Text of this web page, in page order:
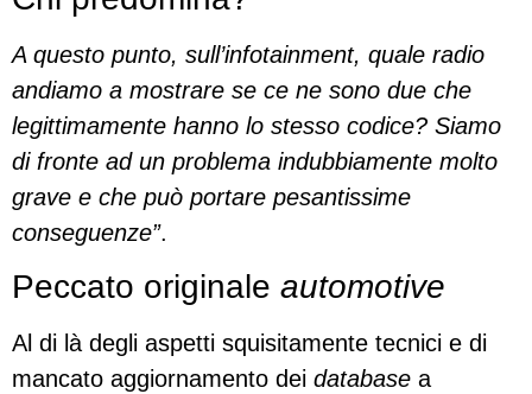
A questo punto, sull’infotainment, quale radio
andiamo a mostrare se ce ne sono due che
legittimamente hanno lo stesso codice? Siamo
di fronte ad un problema indubbiamente molto
grave e che può portare pesantissime
conseguenze”.
Peccato originale automotive
Al di là degli aspetti squisitamente tecnici e di
mancato aggiornamento dei database a